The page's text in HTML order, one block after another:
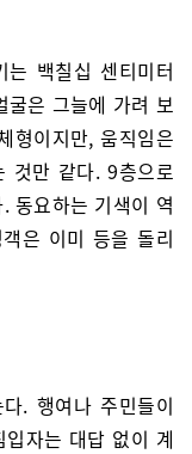
백칠십 센티미터
굴은 그늘에 가려 보
형이지만, 움직임은
것만 같다. 9층으로
동요하는 기색이 역
은 이미 등을 돌리
. 행여나 주민들이
자는 대답 없이 계